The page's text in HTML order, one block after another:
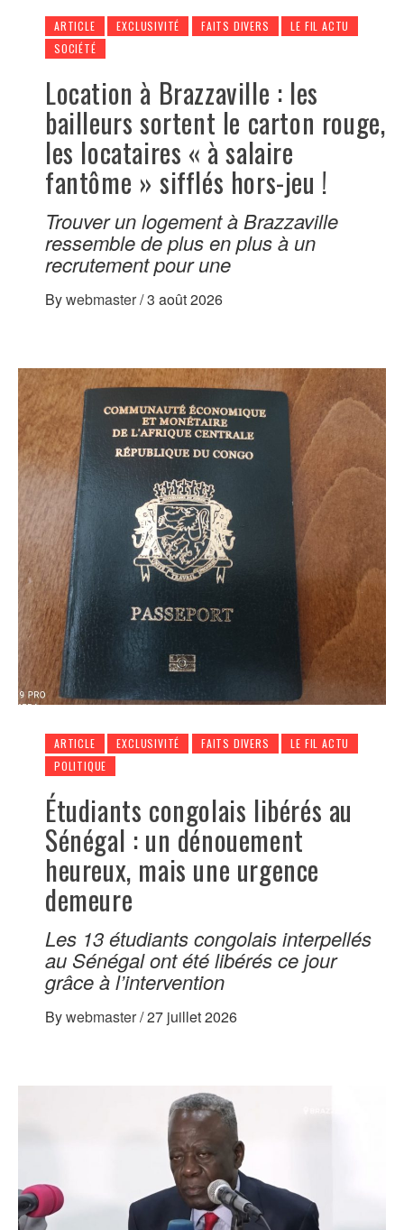
ARTICLE EXCLUSIVITÉ FAITS DIVERS
LE FIL ACTU
SOCIÉTÉ
Location à Brazzaville : les
bailleurs sortent le carton rouge,
les locataires « à salaire
fantôme » sifflés hors-jeu !
Trouver un logement à Brazzaville
ressemble de plus en plus à un
recrutement pour une
Bywebmaster/3 août 2026
ARTICLE EXCLUSIVITÉ FAITS DIVERS
LE FIL ACTU
POLITIQUE
Étudiants congolais libérés au
Sénégal : un dénouement
heureux, mais une urgence
demeure
Les 13 étudiants congolais interpellés
au Sénégal ont été libérés ce jour
grâce à l’intervention
Bywebmaster/27 juillet 2026